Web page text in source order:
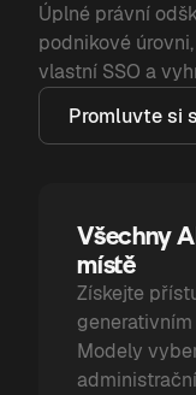
Úplné právní
podnikové
vlastní SSO a
Promluvte si
Všechny
místě
Získejte
Modely